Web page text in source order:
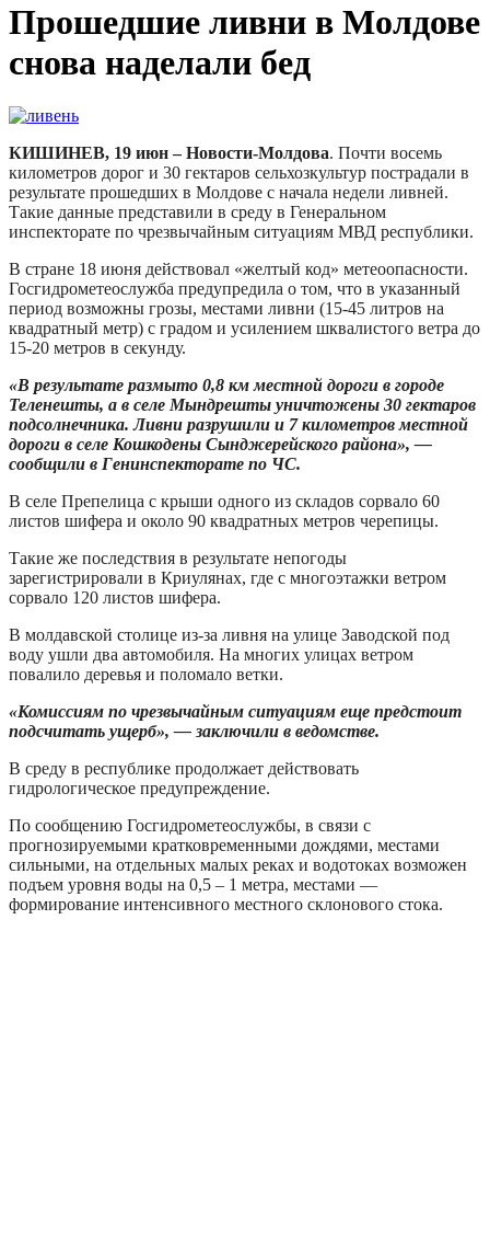
Прошедшие ливни в Молдове
снова наделали бед
КИШИНЕВ, 19 июн – Новости-Молдова. Почти восемь
километров дорог и 30 гектаров сельхозкультур пострадали в
результате прошедших в Молдове с начала недели ливней.
Такие данные представили в среду в Генеральном
инспекторате по чрезвычайным ситуациям МВД республики.
В стране 18 июня действовал «желтый код» метеоопасности.
Госгидрометеослужба предупредила о том, что в указанный
период возможны грозы, местами ливни (15-45 литров на
квадратный метр) с градом и усилением шквалистого ветра до
15-20 метров в секунду.
«В результате размыто 0,8 км местной дороги в городе
Теленешты, а в селе Мындрешты уничтожены 30 гектаров
подсолнечника. Ливни разрушили и 7 километров местной
дороги в селе Кошкодены Сынджерейского района», —
сообщили в Генинспекторате по ЧС.
В селе Препелица с крыши одного из складов сорвало 60
листов шифера и около 90 квадратных метров черепицы.
Такие же последствия в результате непогоды
зарегистрировали в Криулянах, где с многоэтажки ветром
сорвало 120 листов шифера.
В молдавской столице из-за ливня на улице Заводской под
воду ушли два автомобиля. На многих улицах ветром
повалило деревья и поломало ветки.
«Комиссиям по чрезвычайным ситуациям еще предстоит
подсчитать ущерб», — заключили в ведомстве.
В среду в республике продолжает действовать
гидрологическое предупреждение.
По сообщению Госгидрометеослужбы, в связи с
прогнозируемыми кратковременными дождями, местами
сильными, на отдельных малых реках и водотоках возможен
подъем уровня воды на 0,5 – 1 метра, местами —
формирование интенсивного местного склонового стока.